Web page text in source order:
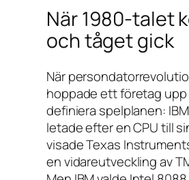
När 1980-talet
och tåget gick
När
hoppade ett företag upp
definiera spelplanen:
letade efter en CPU till
visade Texas
en vidareutveckling av